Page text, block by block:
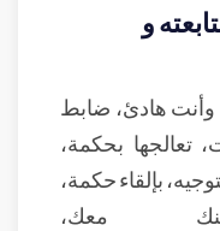
و
وأنت هادئ، ضابط
بحكمة،
بإلقاء حكمة،
معك،